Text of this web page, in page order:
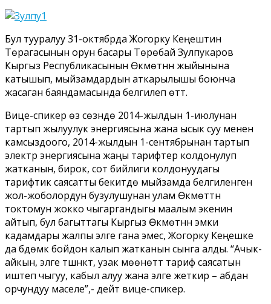
Бул тууралуу 31-октябрда Жогорку Кеңештин
Төрагасынын орун басары Төрөбай Зулпукаров
Кыргыз Республикасынын Өкмөтүнүн жыйынына
катышып, мыйзамдардын аткарылышы боюнча
жасаган баяндамасында белгилеп өттү.
Вице-спикер өз сөзүндө 2014-жылдын 1-июлунан
тартып жылуулук энергиясына жана ысык суу менен
камсыздоого, 2014-жылдын 1-сентябрынан тартып
электр энергиясына жаңы тарифтер колдонулуп
жатканын, бирок, сот бийлиги колдонуудагы
тарифтик саясатты бекитүүдө мыйзамда белгиленген
жол-жоболордун бузулушунан улам Өкмөттүн
токтомун жокко чыгаргандыгы маалым экенин
айтып, бул багыттагы Кыргыз Өкмөтүнүн эмки
кадамдары жалпы элге гана эмес, Жогорку Кеңешке
да бүдөмүк бойдон калып жатканын сынга алды. “Ачык-
айкын, элге түшүнүктүү, узак мөөнөттүү тариф саясатын
иштеп чыгуу, кабыл алуу жана элге жеткирүү – абдан
орчундуу маселе”,- дейт вице-спикер.